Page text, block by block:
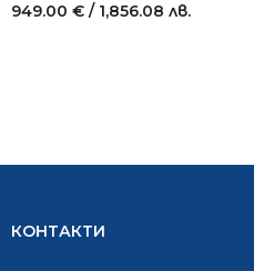
949.00 € / 1,856.08 лв.
КОНТАКТИ